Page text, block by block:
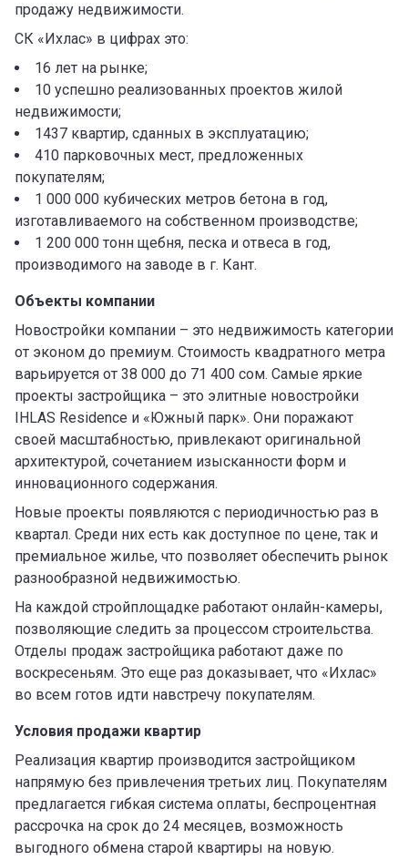
продажу недвижимости.
СК «Ихлас» в цифрах это:
16 лет на рынке;
10 успешно реализованных проектов жилой
недвижимости;
1437 квартир, сданных в эксплуатацию;
410 парковочных мест, предложенных
покупателям;
1 000 000 кубических метров бетона в год,
изготавливаемого на собственном производстве;
1 200 000 тонн щебня, песка и отвеса в год,
производимого на заводе в г. Кант.
Объекты компании
Новостройки компании – это недвижимость категории
от эконом до премиум. Стоимость квадратного метра
варьируется от 38 000 до 71 400 сом. Самые яркие
проекты застройщика – это элитные новостройки
IHLAS Residence и «Южный парк». Они поражают
своей масштабностью, привлекают оригинальной
архитектурой, сочетанием изысканности форм и
инновационного содержания.
Новые проекты появляются с периодичностью раз в
квартал. Среди них есть как доступное по цене, так и
премиальное жилье, что позволяет обеспечить рынок
разнообразной недвижимостью.
На каждой стройплощадке работают онлайн-камеры,
позволяющие следить за процессом строительства.
Отделы продаж застройщика работают даже по
воскресеньям. Это еще раз доказывает, что «Ихлас»
во всем готов идти навстречу покупателям.
Условия продажи квартир
Реализация квартир производится застройщиком
напрямую без привлечения третьих лиц. Покупателям
предлагается гибкая система оплаты, беспроцентная
рассрочка на срок до 24 месяцев, возможность
выгодного обмена старой квартиры на новую.